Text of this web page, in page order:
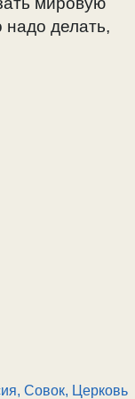
надо делать,
, Совок, Церковь